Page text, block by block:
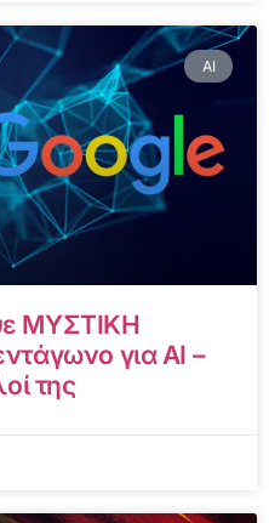
AI
ΜΥΣΤΙΚΗ
για AI –
της